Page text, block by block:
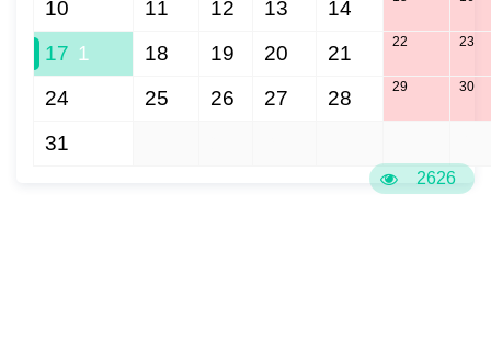
2626
10 11 12 13 14
17 1 18 19 20 21 22 23
24 25 26 27 28 29 30
31